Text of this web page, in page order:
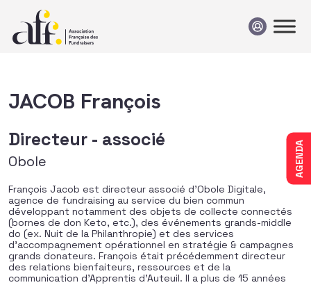
AGENDA
JACOB François
Directeur - associé
Obole
François Jacob est directeur associé d’Obole Digitale,
agence de fundraising au service du bien commun
développant notamment des objets de collecte connectés
(bornes de don Keto, etc.), des événements grands-middle
do (ex. Nuit de la Philanthropie) et des services
d’accompagnement opérationnel en stratégie & campagnes
grands donateurs. François était précédemment directeur
des relations bienfaiteurs, ressources et de la
communication d’Apprentis d’Auteuil. Il a plus de 15 années